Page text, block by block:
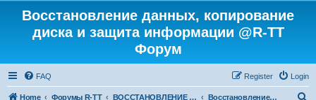
Восстановление данных, копирование
диска и защита информации @R-TT
Форум
FAQ Login
Register
Home Форумы R-TT ВОССТАНОВЛЕНИЕ ДАННЫХ И УДАЛЕННЫХ ФАЙЛОВ Восстановление данных